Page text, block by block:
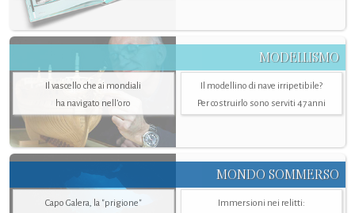
MODELLISMO
Il vascello che ai mondiali
ha navigato nell’oro
Il modellino di nave irripetibile?
Per costruirlo sono serviti 47 anni
MONDO SOMMERSO
Capo Galera, la "prigione"
Immersioni nei relitti: